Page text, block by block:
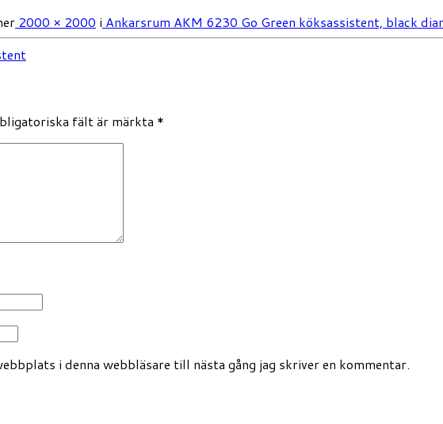
2000 × 2000 i Ankarsrum AKM 6230 Go Green köksassistent, black
fält är märkta *
i denna webbläsare till nästa gång jag skriver en kommentar.